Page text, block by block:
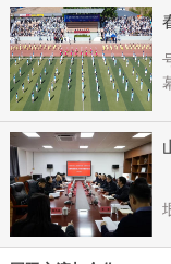
幕 以热血赴挑战